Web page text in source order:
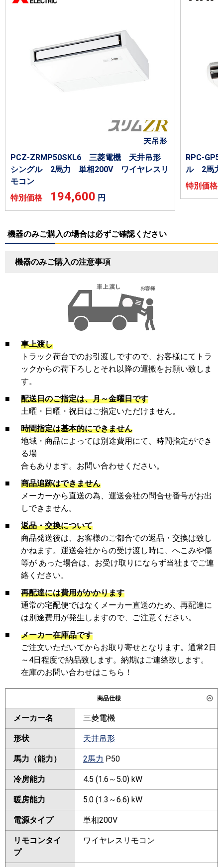
PCZ-ZRMP50SKL6 三菱電機 天井吊形
シングル 2馬力 単相200V ワイヤレスリ
モコン
特別価格
194,600 円
RPC-
ル 2馬力
特別価
機器のみご購入の場合は必ずご確認ください
機器のみご購入の注意事項
■
車上渡し
トラック荷台でのお引渡しですので、お客様にてトラ
ックからの荷下ろしとそれ以降の運搬をお願い致しま
す。
■
配送日のご指定は、月～金曜日です
土曜・日曜・祝日はご指定いただけません。
■
時間指定は基本的にできません
地域・商品によっては別途費用にて、時間指定ができ
る場
合もあります。お問い合わせください。
■
商品追跡はできません
メーカーから直送の為、運送会社の問合せ番号がお出
しできません。
■
返品・交換について
商品発送後は、お客様のご都合での返品・交換は致し
かねます。運送会社からの受け渡し時に、へこみや傷
等が あった場合は、お受け取りにならず当社までご連
絡ください。
■
再配達には費用がかかります
通常の宅配便ではなくメーカー直送のため、再配達に
は別途費用が発生しますので、ご注意ください。
■
メーカー在庫品です
ご注文いただいてからお取り寄せとなります。通常2日
～4日程度で納品致します。納期はご連絡致します。
在庫のお問い合わせはこちら！
商品仕様
メーカー名 三菱電機
形状 天井吊形
馬力（能力） 2馬力 P50
冷房能力 4.5 (1.6～5.0) kW
暖房能力 5.0 (1.3～6.6) kW
電源タイプ 単相200V
リモコンタイ
プ
ワイヤレスリモコン